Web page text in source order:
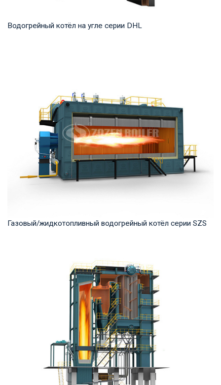
Водогрейный котёл на угле серии DHL
Газовый/жидкотопливный водогрейный котёл серии SZS
мощность продукта: 7-70 МВт Температура на...